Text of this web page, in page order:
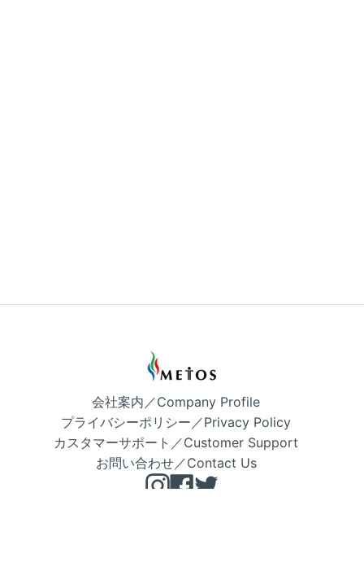
会社案内／Company Profile
プライバシーポリシー／Privacy Policy
カスタマーサポート／Customer Support
お問い合わせ／Contact Us